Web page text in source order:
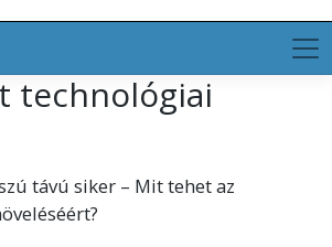
technológiai
távú siker – Mit tehet az